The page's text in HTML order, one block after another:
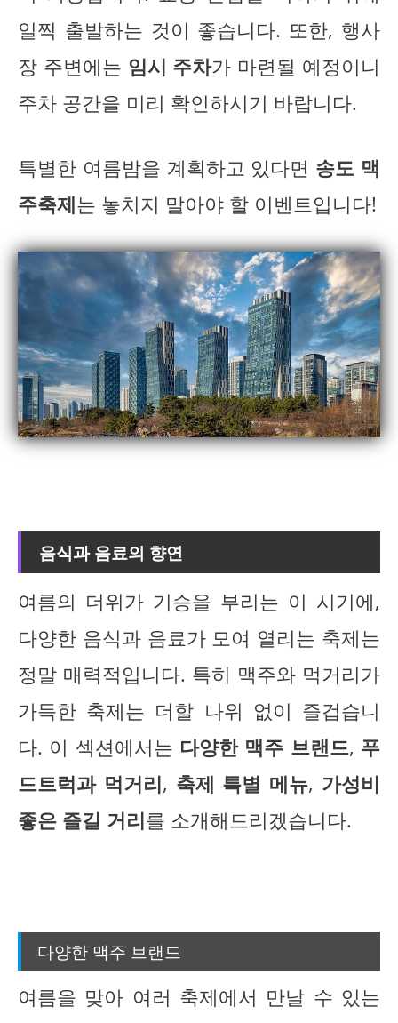
일찍 출발하는 것이 좋습니다. 또한, 행사
장 주변에는 임시 주차가 마련될 예정이니
주차 공간을 미리 확인하시기 바랍니다.
특별한 여름밤을 계획하고 있다면 송도 맥
주축제는 놓치지 말아야 할 이벤트입니다!
음식과 음료의 향연
여름의 더위가 기승을 부리는 이 시기에,
다양한 음식과 음료가 모여 열리는 축제는
정말 매력적입니다. 특히 맥주와 먹거리가
가득한 축제는 더할 나위 없이 즐겁습니
다. 이 섹션에서는 다양한 맥주 브랜드, 푸
드트럭과 먹거리, 축제 특별 메뉴, 가성비
좋은 즐길 거리를 소개해드리겠습니다.
다양한 맥주 브랜드
여름을 맞아 여러 축제에서 만날 수 있는